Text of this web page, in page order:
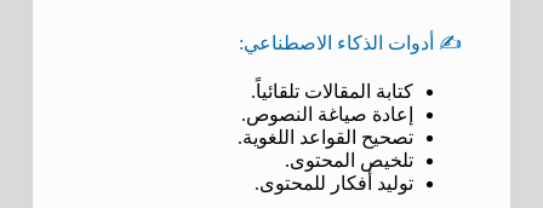
✍️ أدوات الذكاء الاصطناعي:
كتابة المقالات تلقائياً.
إعادة صياغة النصوص.
تصحيح القواعد اللغوية.
تلخيص المحتوى.
توليد أفكار للمحتوى.